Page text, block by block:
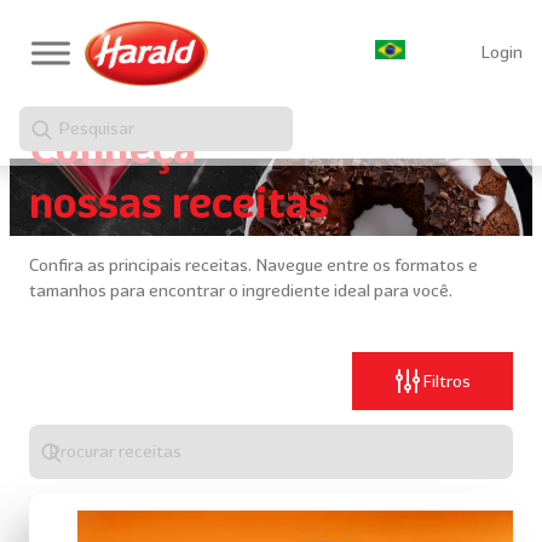
Login
Pesquisar
Conheça
nossas receitas
Confira as principais receitas. Navegue entre os formatos e
tamanhos para encontrar o ingrediente ideal para você.
Filtros
Digite
algo
para
realizar